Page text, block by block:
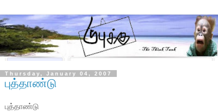
Thursday, January 04, 2007
புத்தாண்டு
புத்தாண்டு